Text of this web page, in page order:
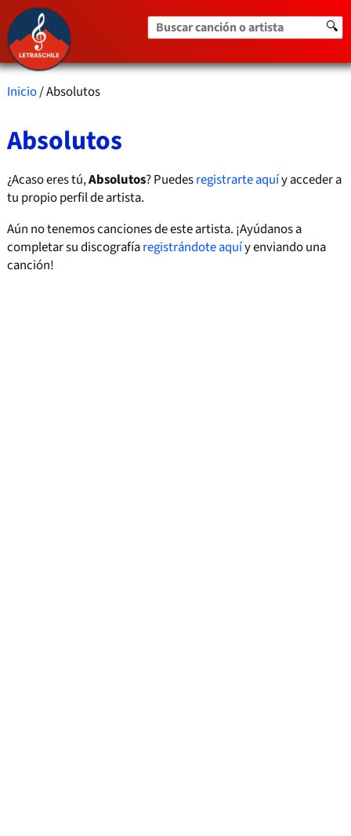
Buscar canción o artista 🔍
Inicio/ Absolutos
Absolutos
¿Acaso eres tú,Absolutos? Puedesregistrarte aquíy acceder a
tu propio perfil de artista.
Aún no tenemos canciones de este artista. ¡Ayúdanos a
completar su discografíaregistrándote aquíy enviando una
canción!